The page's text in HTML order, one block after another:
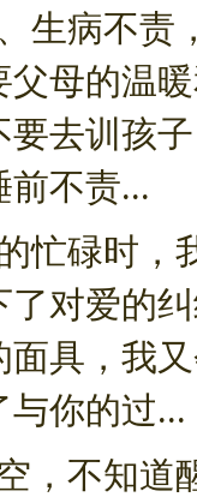
生病不责
母的温
去训孩
前不责...
忙碌时，
对爱的
具，我
与你的过...
，不知道